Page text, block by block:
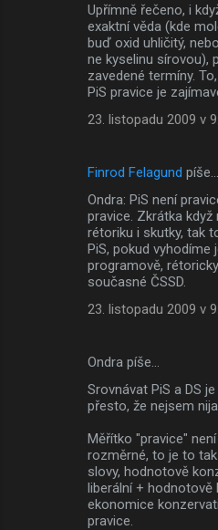
Upřímně řečeno, i
exaktní věda (kde
buď oxid uhličitý,
ne kyselinu sírovou),
zavedené termíny.
PiS pravice je
23. listopadu 2009 v
Finrod Felagund píše…
Ondra: PiS není
pravice. Zkrátka
rétoriku i skutky, tak
PiS, pokud vyhodíme
programově,
současné ČSSD.
23. listopadu 2009 v
Ondra píše…
Srovnávat PiS a DS
přesto, že nejsem
Měřítko "pravice"
rozměrné, to je to
slovy, hodnotově
liberální + hodnotově
ekonomice
pravice.